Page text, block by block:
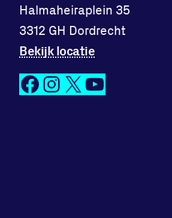
Halmaheiraplein 35
3312 GH Dordrecht
Bekijk locatie
Facebook Instagram X YouTube